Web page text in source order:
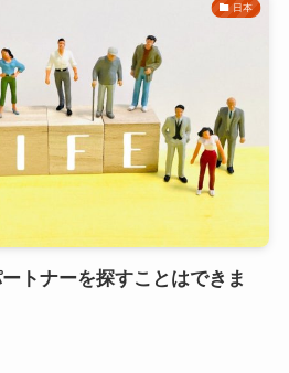
日本
トナーを探すことはできま